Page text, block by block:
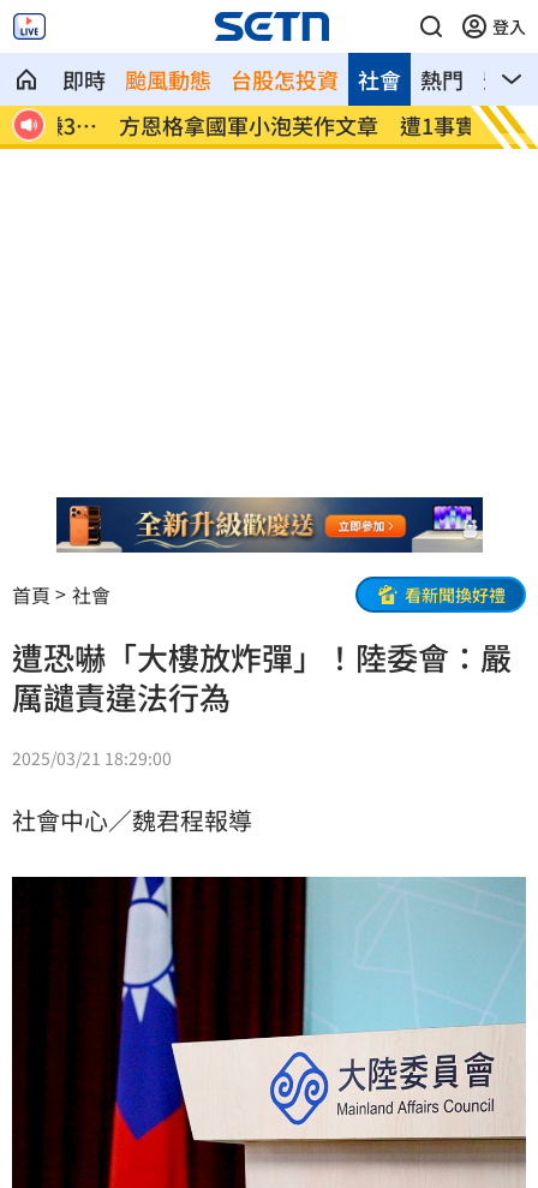
登入
即時 颱風動態 台股怎投資 熱門 影音
社會
方恩格拿國軍小泡芙作文章 遭1事實打臉 陳韻
知
首頁 社會 看新聞換好禮
遭恐嚇「大樓放炸彈」！陸委會：嚴
厲譴責違法行為
2025/03/21 18:29:00
社會中心／魏君程報導